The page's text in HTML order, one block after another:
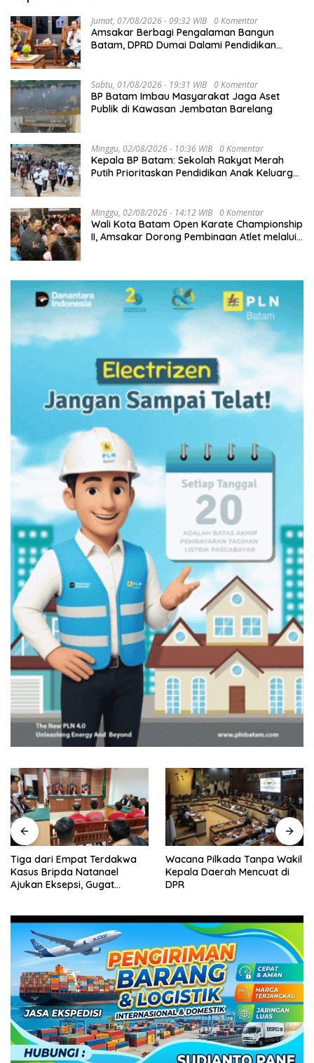
Jumat, 07/08/2026 - 09:32 WIB 0 Komentar
Amsakar Berbagi Pengalaman Bangun
Batam, DPRD Dumai Dalami Pendidikan
Sabtu, 01/08/2026 - 19:31 WIB 0 Komentar
BP Batam Imbau Masyarakat Jaga Aset
Publik di Kawasan Jembatan Barelang
Minggu, 02/08/2026 - 10:36 WIB 0 Komentar
Kepala BP Batam: Sekolah Rakyat Merah
Putih Prioritaskan Pendidikan Anak Keluarga
Minggu, 02/08/2026 - 14:12 WIB 0 Komentar
Wali Kota Batam Open Karate Championship
II, Amsakar Dorong Pembinaan Atlet melalui
Tiga dari Empat Terdakwa
Kasus Bripda Natanael
Ajukan Eksepsi, Gugat
Wacana Pilkada Tanpa Wakil
Kepala Daerah Mencuat di
DPR